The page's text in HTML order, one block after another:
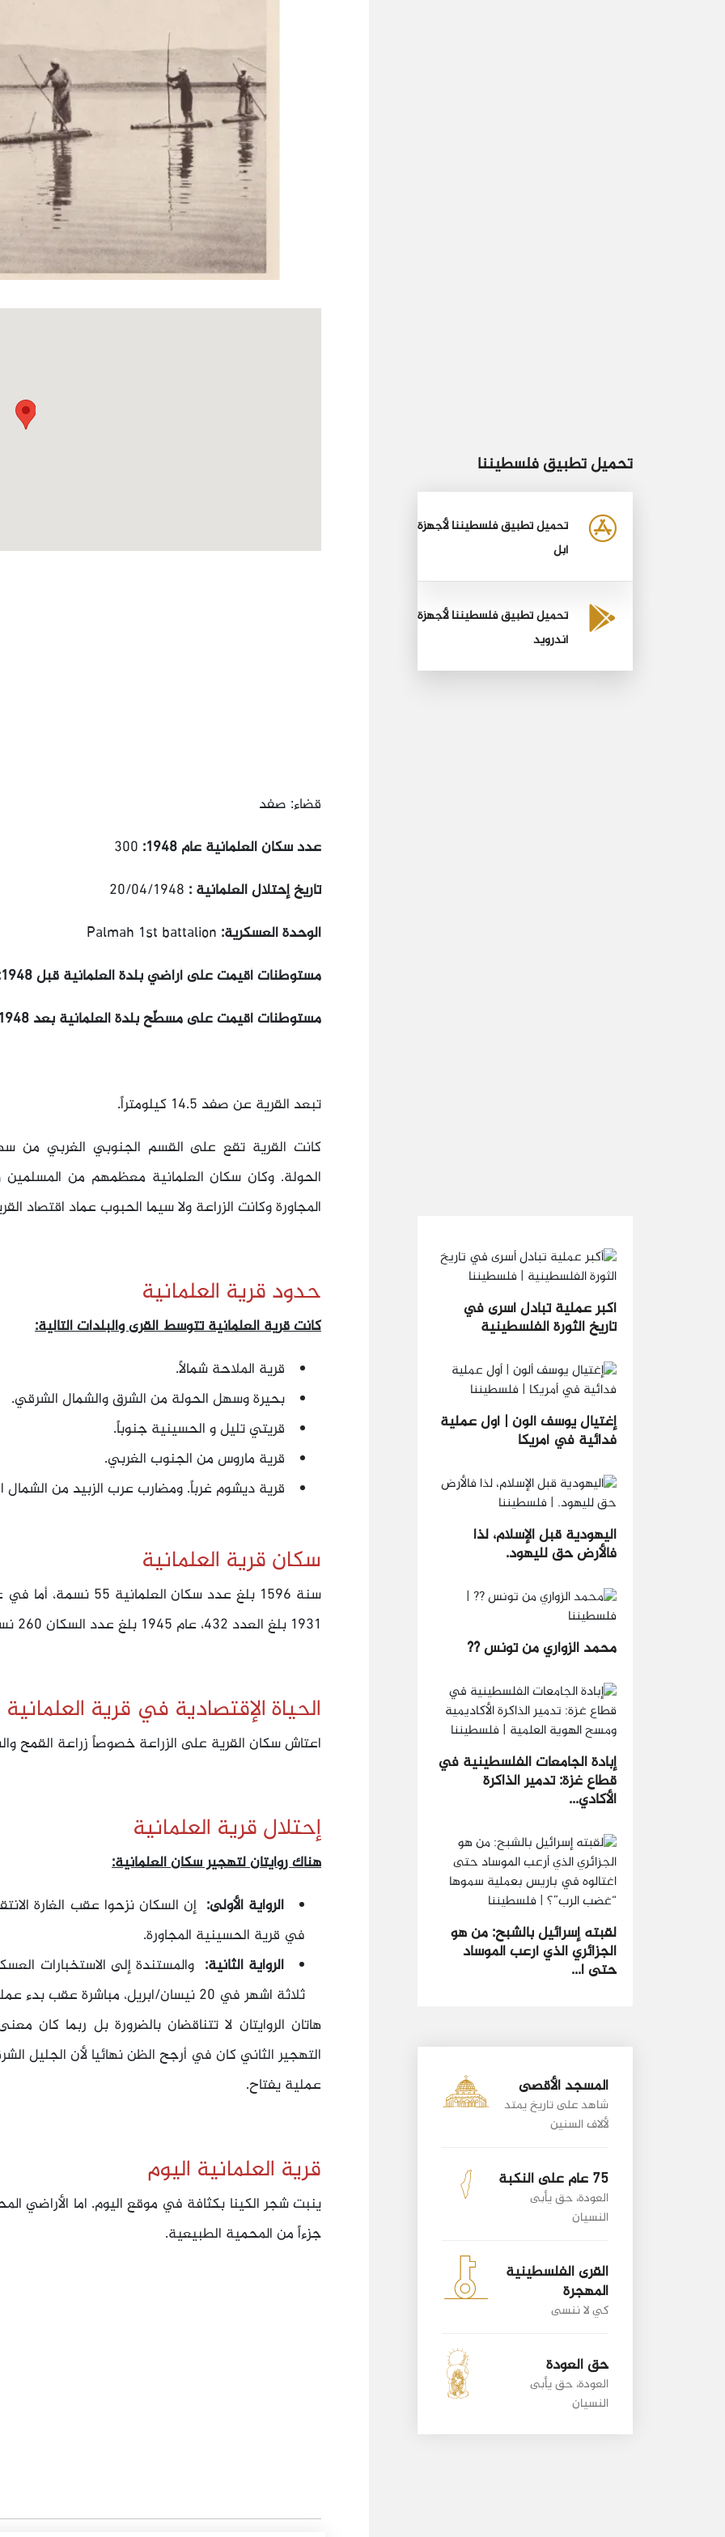
قضاء: صفد
عدد سكان العلمانية عام 1948:
300
تاريخ إحتلال العلمانية :
الوحدة العسكرية:
مستوطنات أقيمت على أراضي بلدة العلمانية قبل 1948:
مستوطنات أقيمت على مسطّح بلدة العلمانية بعد 1948:
تبعد القرية عن صفد 14.5 كيلومتراً.
كانت القرية تقع على القسم الجنوبي الغربي من
الحولة. وكان سكان العلمانية معظمهم من المسلمين
المجاورة وكانت الزراعة ولا سيما الحبوب عماد اقتصاد
حدود قرية العلمانية
كانت قرية العلمانية تتوسط القرى والبلدات التالية:
قرية الملاحة شمالاً.
بحيرة وسهل الحولة من الشرق والشمال الشرقي.
قريتي تليل و الحسينية جنوباً.
قرية ماروس من الجنوب الغربي.
قرية ديشوم غرباً. ومضارب عرب الزبيد من الشمال
سكان قرية العلمانية
1931 بلغ العدد 432، عام 1945 بلغ عدد السكان 260 نسمة، وسنة 1948 بلغ عدد السكان 302 نسمة.
الحياة الإقتصادية في قرية العلمانية
اعتاش سكان القرية على الزراعة خصوصاً زراعة القمح
إحتلال قرية العلمانية
هناك روايتان لتهجير سكان العلمانية:
الرواية الأولى: إن السكان نزحوا عقب الغارة
في قرية الحسينية المجاورة.
الرواية الثانية: والمستندة إلى الاستخبارات
ثلاثة اشهر في 20 نيسان/ابريل، مباشرة عقب بدء عملية يفتاح.
هاتان الروايتان لا تتناقضان بالضرورة بل ربما كان
التهجير الثاني كان في أرجح الظن نهائيا لأن الجليل
عملية يفتاح.
قرية العلمانية اليوم
ينبت شجر الكينا بكثافة في موقع اليوم. اما الأراضي
جزءاً من المحمية الطبيعية.
تحميل تطبيق فلسطيننا
تحميل تطبيق فلسطيننا لأجهزة
أبل
تحميل تطبيق فلسطيننا لأجهزة
أندرويد
أكبر عملية تبادل أسرى في
تاريخ الثورة الفلسطينية
إغتيال يوسف ألون | أول عملية
فدائية في أمريكا
اليهودية قبل الإسلام، لذا
فالأرض حق لليهود.
محمد الزواري من تونس ??
إبادة الجامعات الفلسطينية في
قطاع غزة: تدمير الذاكرة
الأكادي...
لقبته إسرائيل بالشبح: من هو
الجزائري الذي أرعب الموساد
حتى ا...
المسجد الأقصى
شاهد على تاريخ يمتد
لألاف السنين
75 عام على النكبة
العودة، حق يأبى
النسيان
القرى الفلسطينية
المهجرة
كي لا ننسى
حق العودة
العودة، حق يأبى
النسيان